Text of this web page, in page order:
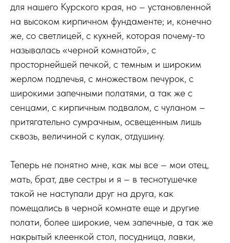
для нашего Курского края, но – установленной
на высоком кирпичном фундаменте; и, конечно
же, со светлицей, с кухней, которая почему-то
называлась «черной комнатой», с
просторнейшей печкой, с темным и широким
жерлом подпечья, с множеством печурок, с
широкими запечными полатями, а так же с
сенцами, с кирпичным подвалом, с чуланом –
притягательно сумрачным, освещенным лишь
сквозь, величиной с кулак, отдушину.
Теперь не понятно мне, как мы все – мои отец,
мать, брат, две сестры и я – в теснотушечке
такой не наступали друг на друга, как
помещались в черной комнате еще и другие
полати, более широкие, чем запечные, а так же
накрытый клеенкой стол, посудница, лавки,